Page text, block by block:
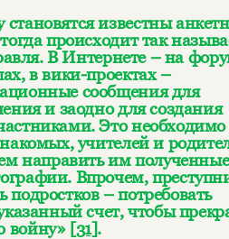
известны
происходит так
В Интернете – на
в вики-проектах –
сообщения для
и заодно для создания
Это необходимо
учителей и
направить им полученные
Впрочем,
– потребовать
счет, чтобы
войну» [31].